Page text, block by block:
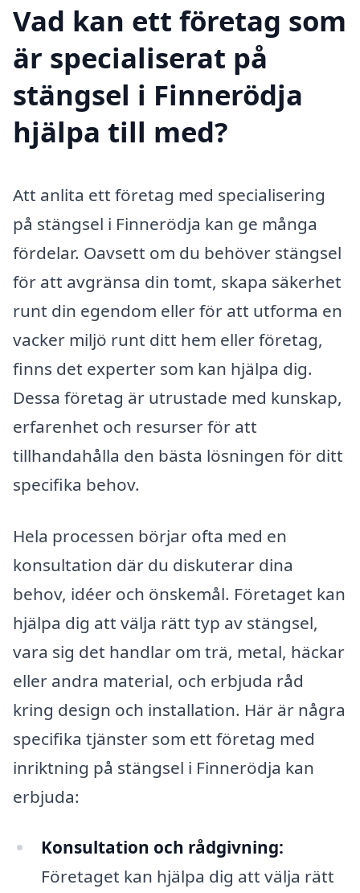
Vad kan ett företag som
är specialiserat på
stängsel i Finnerödja
hjälpa till med?
Att anlita ett företag med specialisering
på stängsel i Finnerödja kan ge många
fördelar. Oavsett om du behöver stängsel
för att avgränsa din tomt, skapa säkerhet
runt din egendom eller för att utforma en
vacker miljö runt ditt hem eller företag,
finns det experter som kan hjälpa dig.
Dessa företag är utrustade med kunskap,
erfarenhet och resurser för att
tillhandahålla den bästa lösningen för ditt
specifika behov.
Hela processen börjar ofta med en
konsultation där du diskuterar dina
behov, idéer och önskemål. Företaget kan
hjälpa dig att välja rätt typ av stängsel,
vara sig det handlar om trä, metal, häckar
eller andra material, och erbjuda råd
kring design och installation. Här är några
specifika tjänster som ett företag med
inriktning på stängsel i Finnerödja kan
erbjuda:
Konsultation och rådgivning:
Företaget kan hjälpa dig att välja rätt